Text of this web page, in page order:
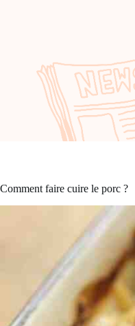
Comment faire cuire le porc ?